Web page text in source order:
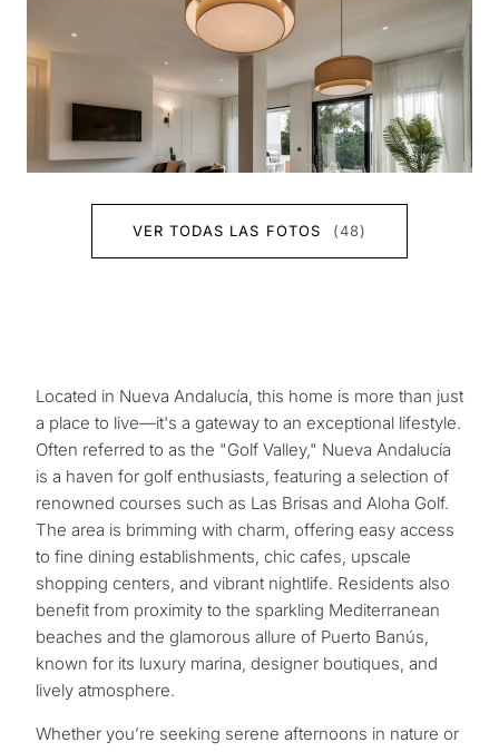
VER TODAS LAS FOTOS (48)
Located in Nueva Andalucía, this home is more than just
a place to live—it's a gateway to an exceptional lifestyle.
Often referred to as the "Golf Valley," Nueva Andalucía
is a haven for golf enthusiasts, featuring a selection of
renowned courses such as Las Brisas and Aloha Golf.
The area is brimming with charm, offering easy access
to fine dining establishments, chic cafes, upscale
shopping centers, and vibrant nightlife. Residents also
benefit from proximity to the sparkling Mediterranean
beaches and the glamorous allure of Puerto Banús,
known for its luxury marina, designer boutiques, and
lively atmosphere.
Whether you’re seeking serene afternoons in nature or
CUESTIONARIO
Selección
personalizada
¿Con
qué
una